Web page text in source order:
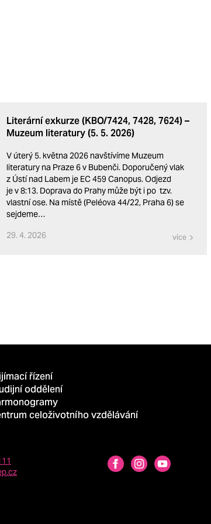
Literární exkurze (KBO/7424, 7428, 7624) –
Muzeum literatury (5. 5. 2026)
V úterý 5. května 2026 navštívíme Muzeum
literatury na Praze 6 v Bubenči. Doporučený vlak
z Ústí nad Labem je EC 459 Canopus. Odjezd
je v 8:13. Doprava do Prahy může být i po tzv.
vlastní ose. Na místě (Peléova 44/22, Praha 6) se
sejdeme…
29. 4. 2026 více
řízení
oddělení
celoživotního vzdělávání